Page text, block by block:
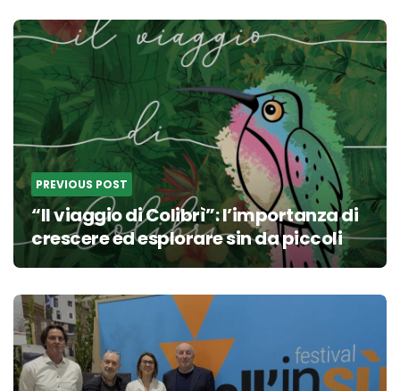
Post
navigation
PREVIOUS POST
“Il viaggio di Colibrì”: l’importanza di
crescere ed esplorare sin da piccoli